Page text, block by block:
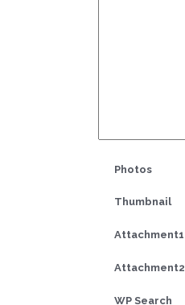
Photos
Thumbnail
Attachment1
Attachment2
WP Search